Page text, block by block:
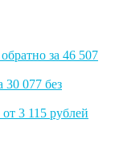
за 46 507
077 без
3 115 рублей